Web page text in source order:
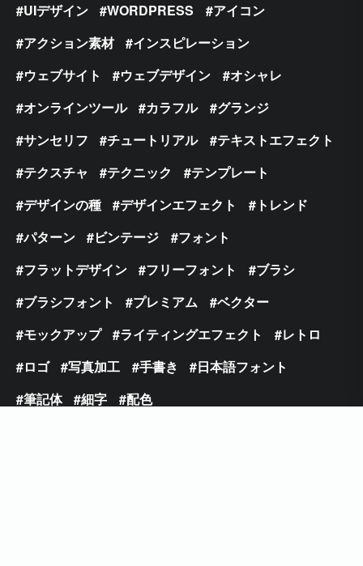
UIデザイン
WORDPRESS
アイコン
アクション素材
インスピレーション
ウェブサイト
ウェブデザイン
オシャレ
オンラインツール
カラフル
グランジ
サンセリフ
チュートリアル
テキストエフェクト
テクスチャ
テクニック
テンプレート
デザインの種
デザインエフェクト
トレンド
パターン
ビンテージ
フォント
フラットデザイン
フリーフォント
ブラシ
ブラシフォント
プレミアム
ベクター
モックアップ
ライティングエフェクト
レトロ
ロゴ
写真加工 手書き
日本語フォント
筆記体
細字 配色